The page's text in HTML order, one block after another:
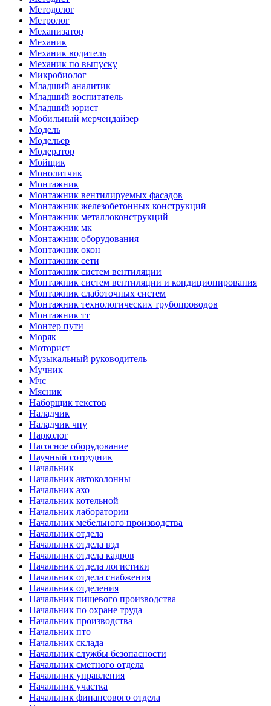
Методолог
Метролог
Механизатор
Механик
Механик водитель
Механик по выпуску
Микробиолог
Младший аналитик
Младший воспитатель
Младший юрист
Мобильный мерчендайзер
Модель
Модельер
Модератор
Мойщик
Монолитчик
Монтажник
Монтажник вентилируемых фасадов
Монтажник железобетонных конструкций
Монтажник металлоконструкций
Монтажник мк
Монтажник оборудования
Монтажник окон
Монтажник сети
Монтажник систем вентиляции
Монтажник систем вентиляции и кондиционирования
Монтажник слаботочных систем
Монтажник технологических трубопроводов
Монтажник тт
Монтер пути
Моряк
Моторист
Музыкальный руководитель
Мучник
Мчс
Мясник
Наборщик текстов
Наладчик
Наладчик чпу
Нарколог
Насосное оборудование
Научный сотрудник
Начальник
Начальник автоколонны
Начальник ахо
Начальник котельной
Начальник лаборатории
Начальник мебельного производства
Начальник отдела
Начальник отдела вэд
Начальник отдела кадров
Начальник отдела логистики
Начальник отдела снабжения
Начальник отделения
Начальник пищевого производства
Начальник по охране труда
Начальник производства
Начальник пто
Начальник склада
Начальник службы безопасности
Начальник сметного отдела
Начальник управления
Начальник участка
Начальник финансового отдела